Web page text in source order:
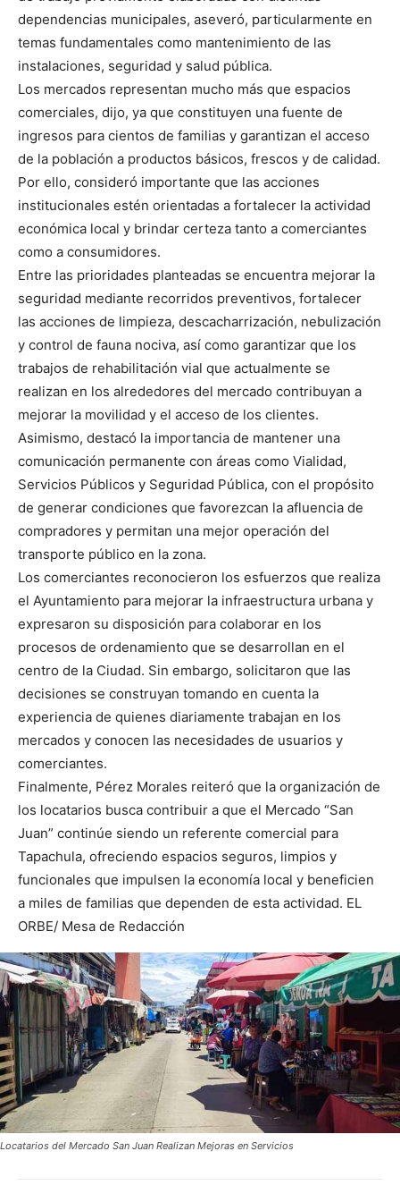
dependencias municipales, aseveró, particularmente en
temas fundamentales como mantenimiento de las
instalaciones, seguridad y salud pública.
Los mercados representan mucho más que espacios
comerciales, dijo, ya que constituyen una fuente de
ingresos para cientos de familias y garantizan el acceso
de la población a productos básicos, frescos y de calidad.
Por ello, consideró importante que las acciones
institucionales estén orientadas a fortalecer la actividad
económica local y brindar certeza tanto a comerciantes
como a consumidores.
Entre las prioridades planteadas se encuentra mejorar la
seguridad mediante recorridos preventivos, fortalecer
las acciones de limpieza, descacharrización, nebulización
y control de fauna nociva, así como garantizar que los
trabajos de rehabilitación vial que actualmente se
realizan en los alrededores del mercado contribuyan a
mejorar la movilidad y el acceso de los clientes.
Asimismo, destacó la importancia de mantener una
comunicación permanente con áreas como Vialidad,
Servicios Públicos y Seguridad Pública, con el propósito
de generar condiciones que favorezcan la afluencia de
compradores y permitan una mejor operación del
transporte público en la zona.
Los comerciantes reconocieron los esfuerzos que realiza
el Ayuntamiento para mejorar la infraestructura urbana y
expresaron su disposición para colaborar en los
procesos de ordenamiento que se desarrollan en el
centro de la Ciudad. Sin embargo, solicitaron que las
decisiones se construyan tomando en cuenta la
experiencia de quienes diariamente trabajan en los
mercados y conocen las necesidades de usuarios y
comerciantes.
Finalmente, Pérez Morales reiteró que la organización de
los locatarios busca contribuir a que el Mercado “San
Juan” continúe siendo un referente comercial para
Tapachula, ofreciendo espacios seguros, limpios y
funcionales que impulsen la economía local y beneficien
a miles de familias que dependen de esta actividad. EL
ORBE/ Mesa de Redacción
Locatarios del Mercado San Juan Realizan Mejoras en Servicios